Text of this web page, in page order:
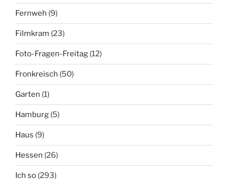
Fernweh (9)
Filmkram (23)
Foto-Fragen-Freitag (12)
Fronkreisch (50)
Garten (1)
Hamburg (5)
Haus (9)
Hessen (26)
Ich so (293)